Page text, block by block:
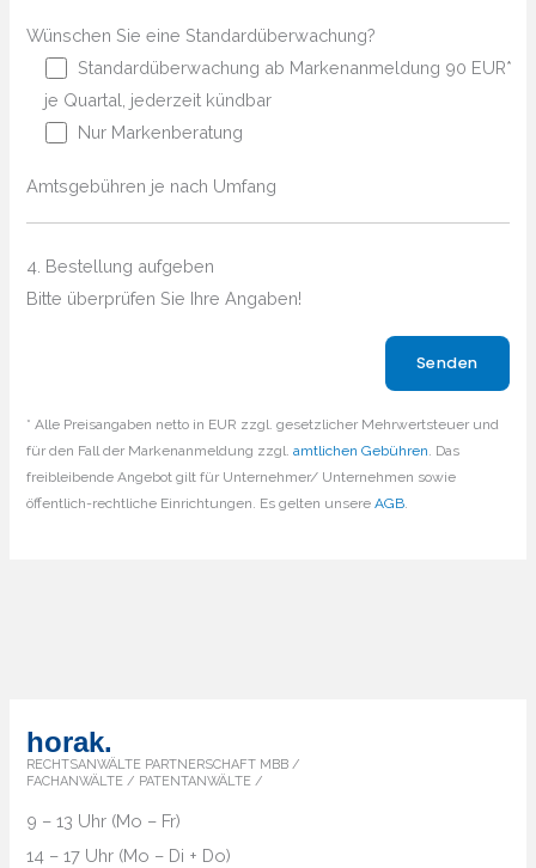
Wünschen Sie eine Standardüberwachung?
Standardüberwachung ab Markenanmeldung 90 EUR*
je Quartal, jederzeit kündbar
Nur Markenberatung
Amtsgebühren je nach Umfang
4. Bestellung aufgeben
Bitte überprüfen Sie Ihre Angaben!
* Alle Preisangaben netto in EUR zzgl. gesetzlicher Mehrwertsteuer und
für den Fall der Markenanmeldung zzgl.amtlichen Gebühren. Das
freibleibende Angebot gilt für Unternehmer/ Unternehmen sowie
öffentlich-rechtliche Einrichtungen. Es gelten unsereAGB.
horak.
RECHTSANWÄLTE PARTNERSCHAFT MBB /
FACHANWÄLTE / PATENTANWÄLTE /
9 – 13 Uhr (Mo – Fr)
14 – 17 Uhr (Mo – Di + Do)